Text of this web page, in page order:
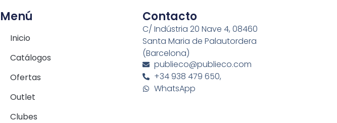
Menú
Inicio
Catálogos
Ofertas
Outlet
Clubes
Contacto
C/ Indústria 20 Nave 4, 08460
Santa Maria de Palautordera
(Barcelona)
publieco@publieco.com
+34 938 479 650,
WhatsApp